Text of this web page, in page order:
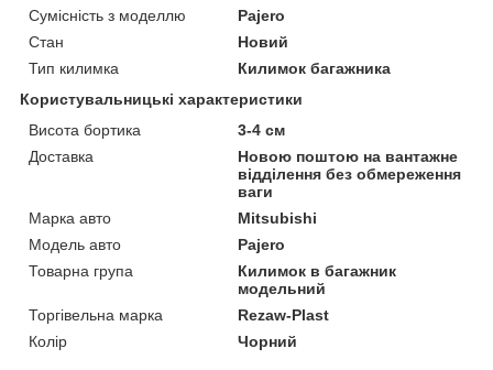
Сумісність з моделлю
Pajero
Стан
Новий
Тип килимка
Килимок багажника
Користувальницькі характеристики
Висота бортика
3-4 см
Доставка
Новою поштою на вантажне
відділення без обмереження
ваги
Марка авто
Mitsubishi
Модель авто
Pajero
Товарна група
Килимок в багажник
модельний
Торгівельна марка
Rezaw-Plast
Колір
Чорний